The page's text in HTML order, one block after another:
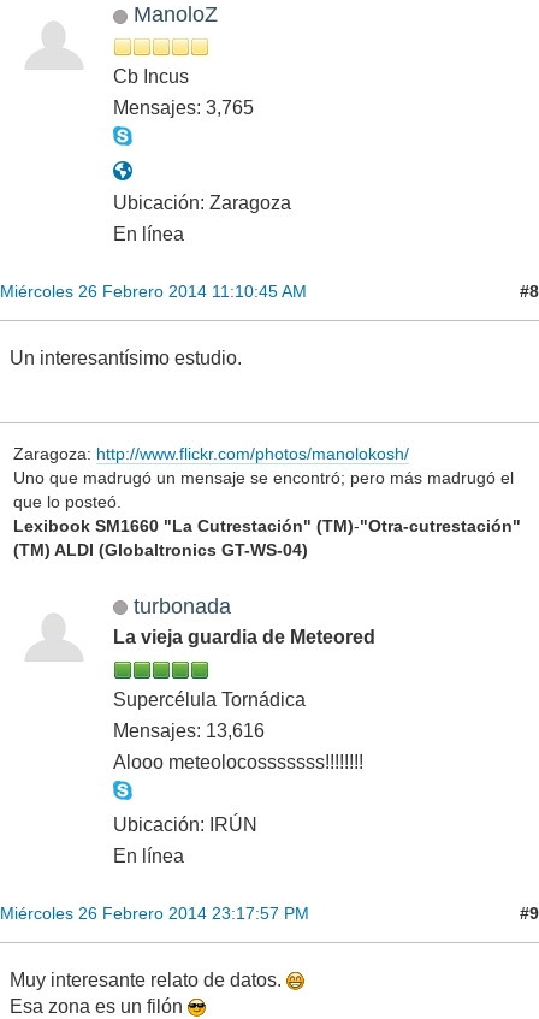
ManoloZ
Cb Incus
Mensajes: 3,765
Ubicación: Zaragoza
En línea
Miércoles 26 Febrero 2014 11:10:45 AM #8
Un interesantísimo estudio.
Zaragoza: http://www.flickr.com/photos/manolokosh/
Uno que madrugó un mensaje se encontró; pero más madrugó el
que lo posteó.
Lexibook SM1660 "La Cutrestación" (TM)-"Otra-cutrestación"
(TM) ALDI (Globaltronics GT-WS-04)
turbonada
La vieja guardia de Meteored
Supercélula Tornádica
Mensajes: 13,616
Alooo meteolocosssssss!!!!!!!!
Ubicación: IRÚN
En línea
Miércoles 26 Febrero 2014 23:17:57 PM #9
Muy interesante relato de datos.
Esa zona es un filón